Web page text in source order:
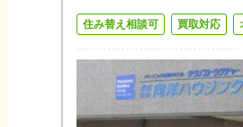
住み替え相談可 買取対応